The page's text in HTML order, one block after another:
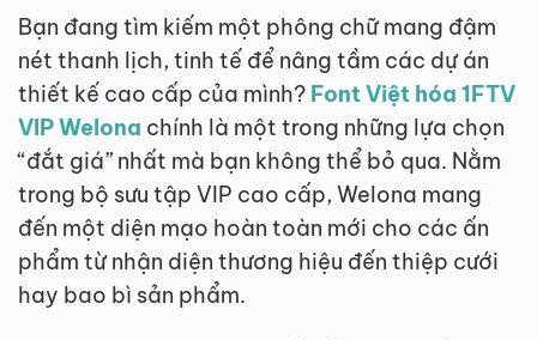
Bạn đang tìm kiếm một phông chữ mang đậm
nét thanh lịch, tinh tế để nâng tầm các dự án
thiết kế cao cấp của mình? Font Việt hóa 1FTV
VIP Welona chính là một trong những lựa chọn
“đắt giá” nhất mà bạn không thể bỏ qua. Nằm
trong bộ sưu tập VIP cao cấp, Welona mang
đến một diện mạo hoàn toàn mới cho các ấn
phẩm từ nhận diện thương hiệu đến thiệp cưới
hay bao bì sản phẩm.